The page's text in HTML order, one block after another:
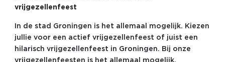
vrijgezellenfeest
In de stad Groningen is het allemaal mogelijk. Kiezen
jullie voor een actief vrijgezellenfeest of juist een
hilarisch vrijgezellenfeest in Groningen. Bij onze
vrijgezellenfeesten is het allemaal mogelijk.